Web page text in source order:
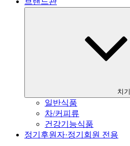
치기
일반식품
차/커피류
건강기능식품
정기후원자·정기회원 전용